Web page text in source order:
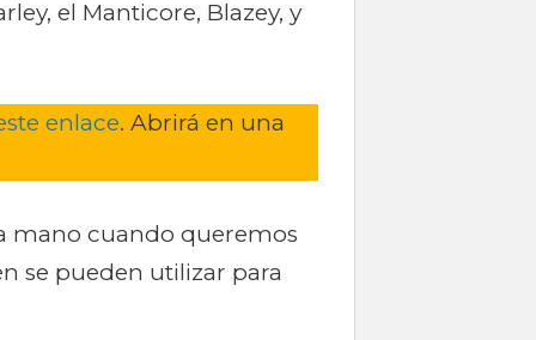
el Manticore, Blazey, y
enlace. Abrirá en una
mano cuando queremos
se pueden utilizar para